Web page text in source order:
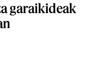
garaikideak